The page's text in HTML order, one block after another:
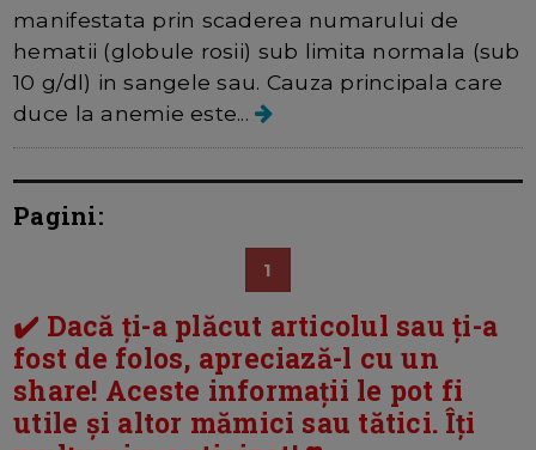
manifestata prin scaderea numarului de
hematii (globule rosii) sub limita normala (sub
10 g/dl) in sangele sau. Cauza principala care
duce la anemie este...
Pagini:
1
✔️ Dacă ți-a plăcut articolul sau ți-a
fost de folos, apreciază-l cu un
share! Aceste informații le pot fi
utile și altor mămici sau tătici. Îți